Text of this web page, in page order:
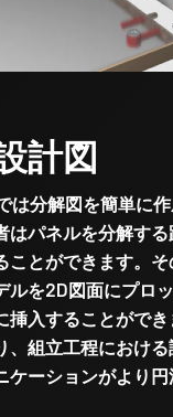
計図
は分解図を簡単に
はパネルを分解する
ことができます。
ルを2D図面にプロ
挿入することがで
、組立工程におけ
ケーションがより円